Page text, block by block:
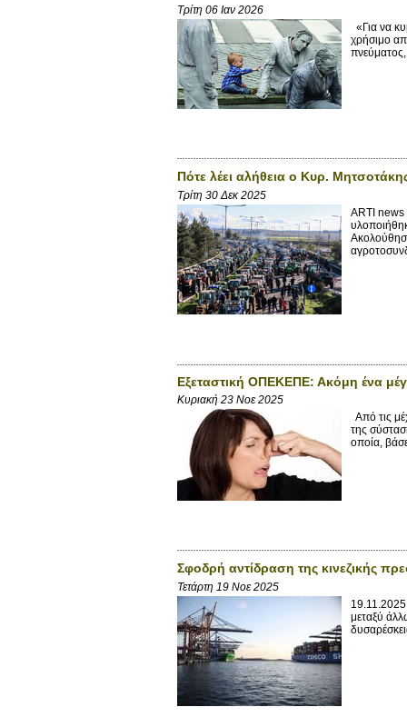
Τρίτη 06 Ιαν 2026
«Για να
χρήσιμο
πνεύματος,
Πότε λέει αλήθεια ο Κυρ.
Τρίτη 30 Δεκ 2025
ARTI news
Εξεταστική ΟΠΕΚΕΠΕ: Ακόμη ένα
Κυριακή 23 Νοε 2025
Από τις
της
οποία,
Σφοδρή αντίδραση της κινεζικής
Τετάρτη 19 Νοε 2025
19.11.2025
μεταξύ